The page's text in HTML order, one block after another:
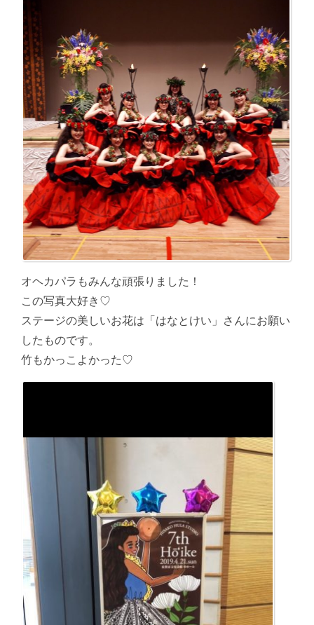
オヘカパラもみんな頑張りました！
この写真大好き♡
ステージの美しいお花は「はなとけい」さんにお願い
したものです。
竹もかっこよかった♡